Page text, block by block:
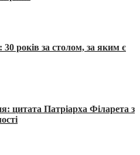
років за столом, за яким є
цитата Патріарха Філарета з